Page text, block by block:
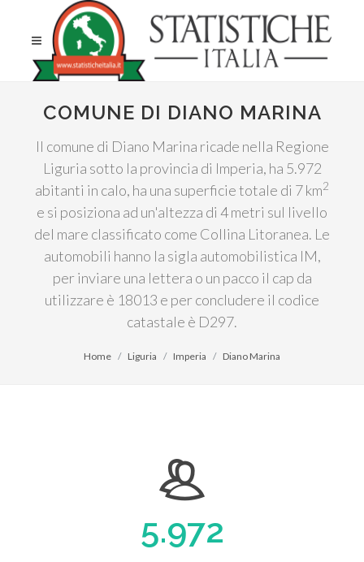
COMUNE DI DIANO MARINA
Il comune di Diano Marina ricade nella Regione
Liguria sotto la provincia di Imperia, ha 5.972
abitanti in calo, ha una superficie totale di 7 km2
e si posiziona ad un'altezza di 4 metri sul livello
del mare classificato come Collina Litoranea. Le
automobili hanno la sigla automobilistica IM,
per inviare una lettera o un pacco il cap da
utilizzare è 18013 e per concludere il codice
catastale è D297.
Home Liguria Imperia Diano Marina
5.972